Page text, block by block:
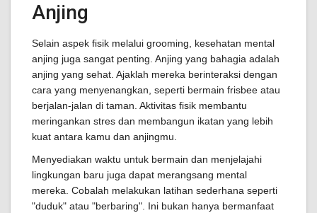
Anjing
Selain aspek fisik melalui grooming, kesehatan mental
anjing juga sangat penting. Anjing yang bahagia adalah
anjing yang sehat. Ajaklah mereka berinteraksi dengan
cara yang menyenangkan, seperti bermain frisbee atau
berjalan-jalan di taman. Aktivitas fisik membantu
meringankan stres dan membangun ikatan yang lebih
kuat antara kamu dan anjingmu.
Menyediakan waktu untuk bermain dan menjelajahi
lingkungan baru juga dapat merangsang mental
mereka. Cobalah melakukan latihan sederhana seperti
"duduk" atau "berbaring". Ini bukan hanya bermanfaat